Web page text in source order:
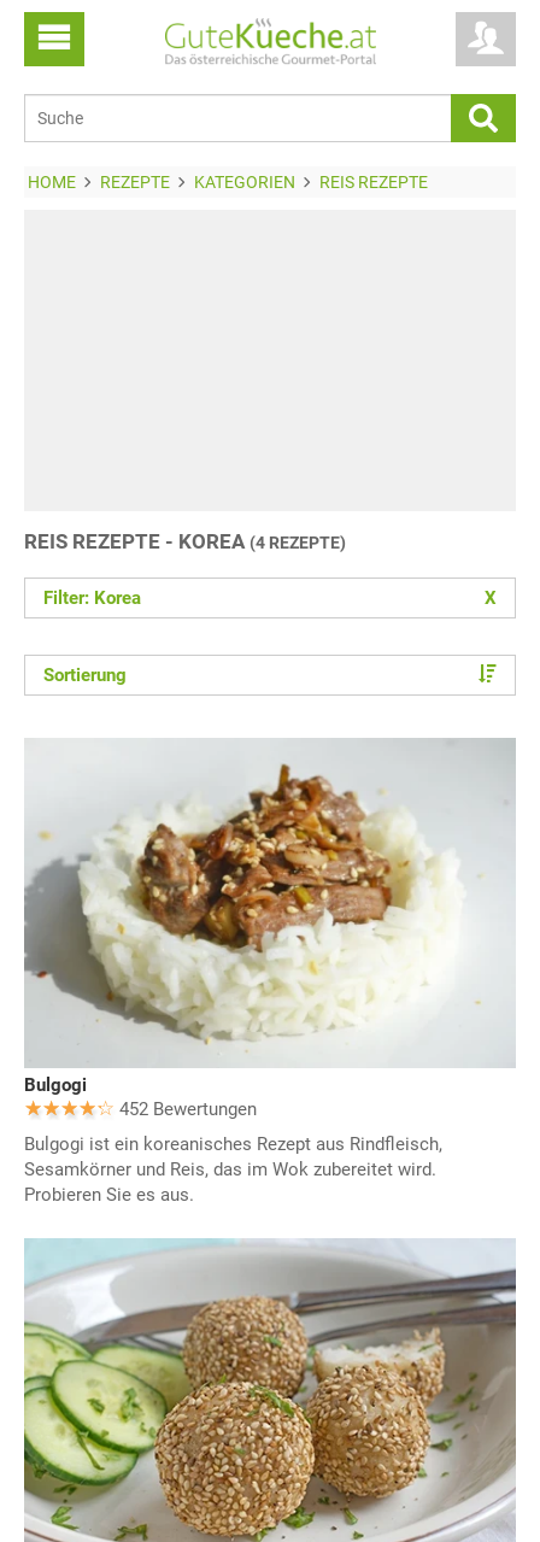
HOME REZEPTE KATEGORIEN REIS REZEPTE
REIS REZEPTE - KOREA (4 REZEPTE)
Filter: Korea X
Sortierung
Bulgogi
452 Bewertungen
Bulgogi ist ein koreanisches Rezept aus Rindfleisch,
Sesamkörner und Reis, das im Wok zubereitet wird.
Probieren Sie es aus.